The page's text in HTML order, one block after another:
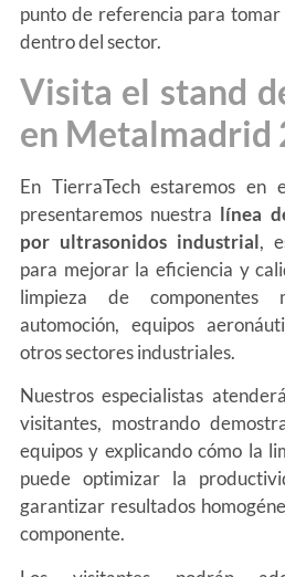
punto de referencia para tomar
dentro del sector.
Visita el stand
en Metalmadrid
En TierraTech estaremos en
presentaremos nuestra línea
por ultrasonidos industrial,
para mejorar la eficiencia y
limpieza de componentes
automoción, equipos
otros sectores industriales.
Nuestros especialistas
visitantes, mostrando
equipos y explicando cómo la
puede optimizar la
garantizar resultados
componente.